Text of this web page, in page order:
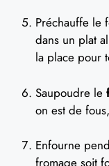
Préchauffe le
dans un plat
la place pour
Saupoudre le
on est de
Enfourne
fromage soit